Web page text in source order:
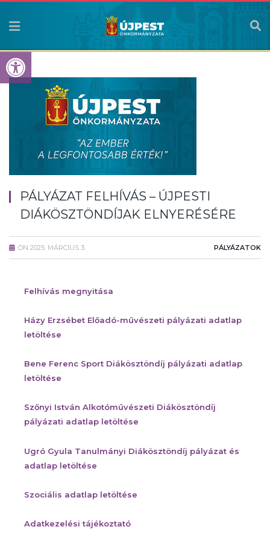
Eszköztár megnyitása
PÁLYÁZAT FELHÍVÁS – ÚJPESTI
DIÁKÖSZTÖNDÍJAK ELNYERÉSÉRE
ON 2025. MÁRCIUS 3. PÁLYÁZATOK
Felhívás megnyitása
Házy Erzsébet Előadó-művészeti pályázati adatlap
letöltése
Bene Ferenc Sport Diákösztöndíj pályázati adatlap
letöltése
Szőnyi István Alkotóművészeti Diákösztöndíj
pályázati adatlap letöltése
Ugró Gyula Tanulmányi Diákösztöndíj pályázat és
adatlap letöltése
Szociális adatlap letöltése
Adatkezelési tájékoztató